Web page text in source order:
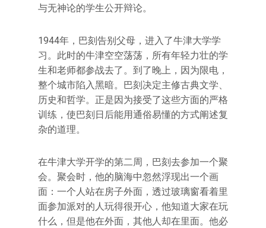
与无神论的学生公开辩论。
1944年，巴刻告别父母，进入了牛津大学学
习。此时的牛津空空荡荡，所有年轻力壮的学
生和老师都参战去了。到了晚上，因为限电，
整个城市陷入黑暗。巴刻决定主修古典文学、
历史和哲学。正是因为接受了这些方面的严格
训练，使巴刻日后能用通俗易懂的方式阐述复
杂的道理。
在牛津大学开学的第二周，巴刻去参加一个聚
会。聚会时，他的脑海中忽然浮现出一个画
面：一个人站在房子外面，透过玻璃窗看着里
面参加派对的人玩得很开心，他知道大家在玩
什么，但是他在外面，其他人却在里面。他必